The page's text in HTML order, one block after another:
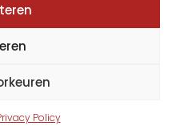
Policy